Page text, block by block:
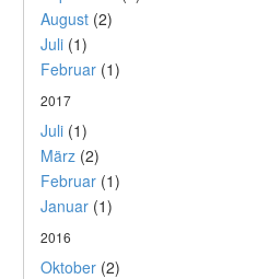
August (2)
Juli (1)
Februar (1)
2017
Juli (1)
März (2)
Februar (1)
Januar (1)
2016
Oktober (2)